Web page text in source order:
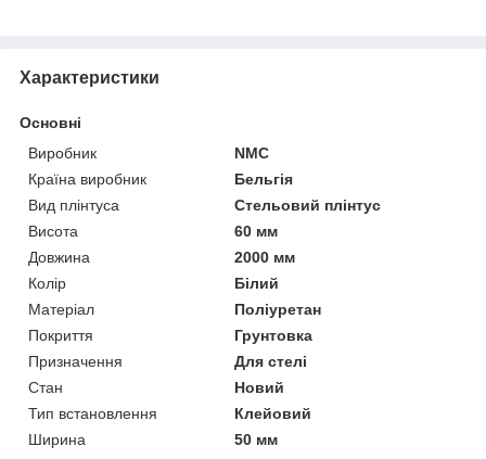
Характеристики
Основні
Виробник
NMC
Країна виробник
Бельгія
Вид плінтуса
Стельовий плінтус
Висота
60 мм
Довжина
2000 мм
Колір
Білий
Матеріал
Поліуретан
Покриття
Грунтовка
Призначення
Для стелі
Стан
Новий
Тип встановлення
Клейовий
Ширина
50 мм